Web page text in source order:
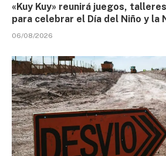
«Kuy Kuy» reunirá juegos,
para celebrar el Día del Niño y la
06/08/2026